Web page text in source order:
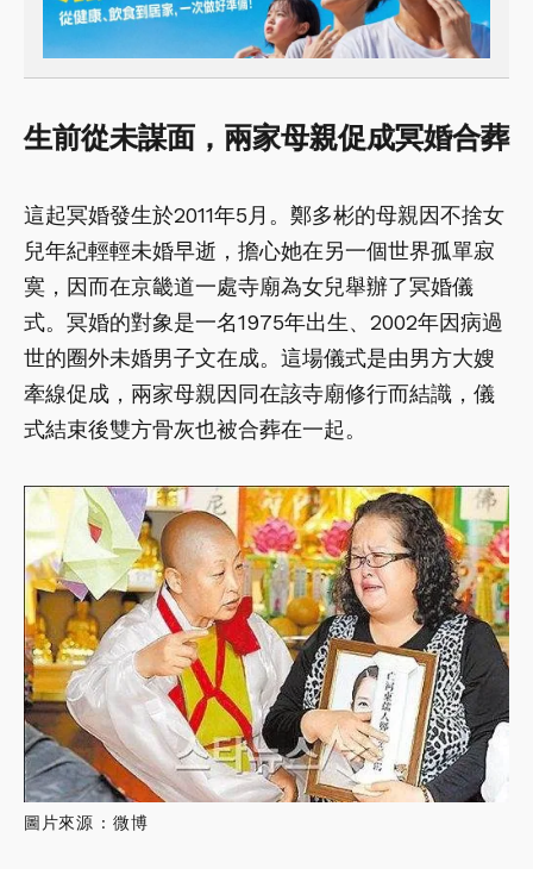
生前從未謀面，兩家母親促成冥婚合葬
這起冥婚發生於2011年5月。鄭多彬的母親因不捨女
兒年紀輕輕未婚早逝，擔心她在另一個世界孤單寂
寞，因而在京畿道一處寺廟為女兒舉辦了冥婚儀
式。冥婚的對象是一名1975年出生、2002年因病過
世的圈外未婚男子文在成。這場儀式是由男方大嫂
牽線促成，兩家母親因同在該寺廟修行而結識，儀
式結束後雙方骨灰也被合葬在一起。
圖片來源 : 微博